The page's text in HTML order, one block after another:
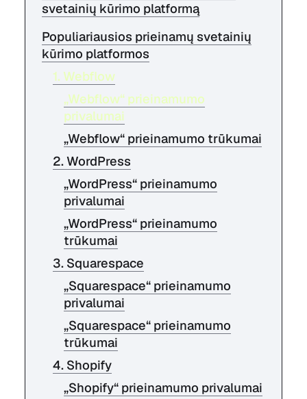
svetainių kūrimo platformą
Populiariausios prieinamų svetainių
kūrimo platformos
1. Webflow
„Webflow“ prieinamumo
privalumai
„Webflow“ prieinamumo trūkumai
2. WordPress
„WordPress“ prieinamumo
privalumai
„WordPress“ prieinamumo
trūkumai
3. Squarespace
„Squarespace“ prieinamumo
privalumai
„Squarespace“ prieinamumo
trūkumai
4. Shopify
„Shopify“ prieinamumo privalumai